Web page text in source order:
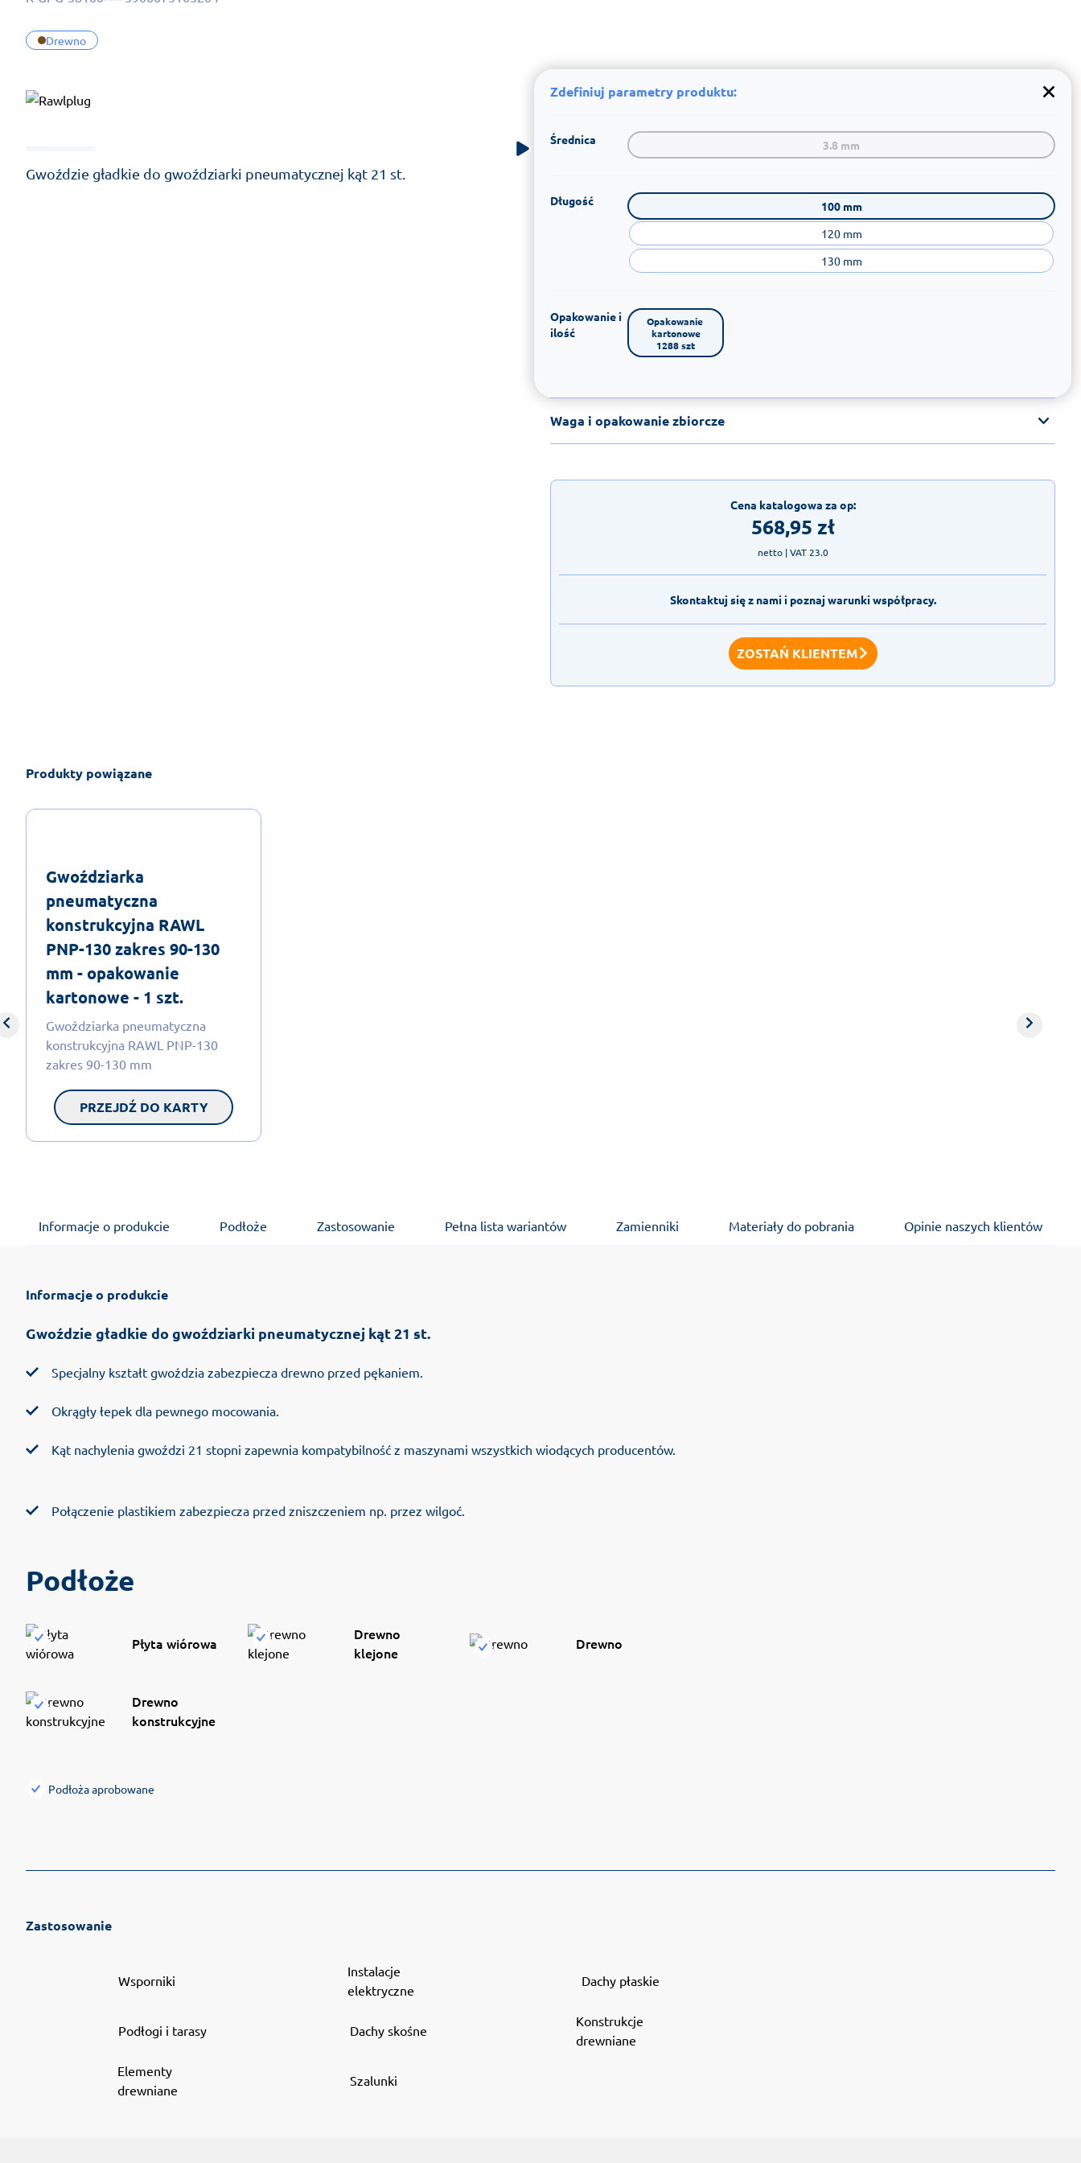
Drewno
Gwoździe gładkie do gwoździarki pneumatycznej kąt 21 st.
Zdefiniuj parametry produktu:
Średnica 3.8 mm
Długość
100 mm
120 mm
130 mm
Opakowanie i
ilość
Opakowanie
kartonowe
1288 szt
Waga i opakowanie zbiorcze
Cena katalogowa za op:
568,95 zł
netto | VAT 23.0
Skontaktuj się z nami i poznaj warunki współpracy.
ZOSTAŃ KLIENTEM
Produkty powiązane
Gwoździarka
pneumatyczna
konstrukcyjna RAWL
PNP-130 zakres 90-130
mm - opakowanie
kartonowe - 1 szt.
Gwoździarka pneumatyczna
konstrukcyjna RAWL PNP-130
zakres 90-130 mm
PRZEJDŹ DO KARTY
Informacje o produkcie Podłoże Zastosowanie Pełna lista wariantów Zamienniki Materiały do pobrania Opinie naszych klientów
Informacje o produkcie
Gwoździe gładkie do gwoździarki pneumatycznej kąt 21 st.
Specjalny kształt gwoździa zabezpiecza drewno przed pękaniem.
Okrągły łepek dla pewnego mocowania.
Kąt nachylenia gwoździ 21 stopni zapewnia kompatybilność z maszynami wszystkich wiodących producentów.
Połączenie plastikiem zabezpiecza przed zniszczeniem np. przez wilgoć.
Podłoże
Płyta wiórowa
Drewno
klejone
Drewno
Drewno
konstrukcyjne
Podłoża aprobowane
Zastosowanie
Wsporniki
Instalacje
elektryczne
Dachy płaskie
Podłogi i tarasy Dachy skośne
Konstrukcje
drewniane
Elementy
drewniane
Szalunki